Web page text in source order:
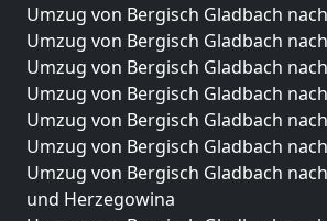
Umzug von Bergisch Gladbach
Umzug von Bergisch Gladbach
Umzug von Bergisch Gladbach
Umzug von Bergisch Gladbach
Umzug von Bergisch Gladbach
Umzug von Bergisch Gladbach
Umzug von Bergisch Gladbach
und Herzegowina